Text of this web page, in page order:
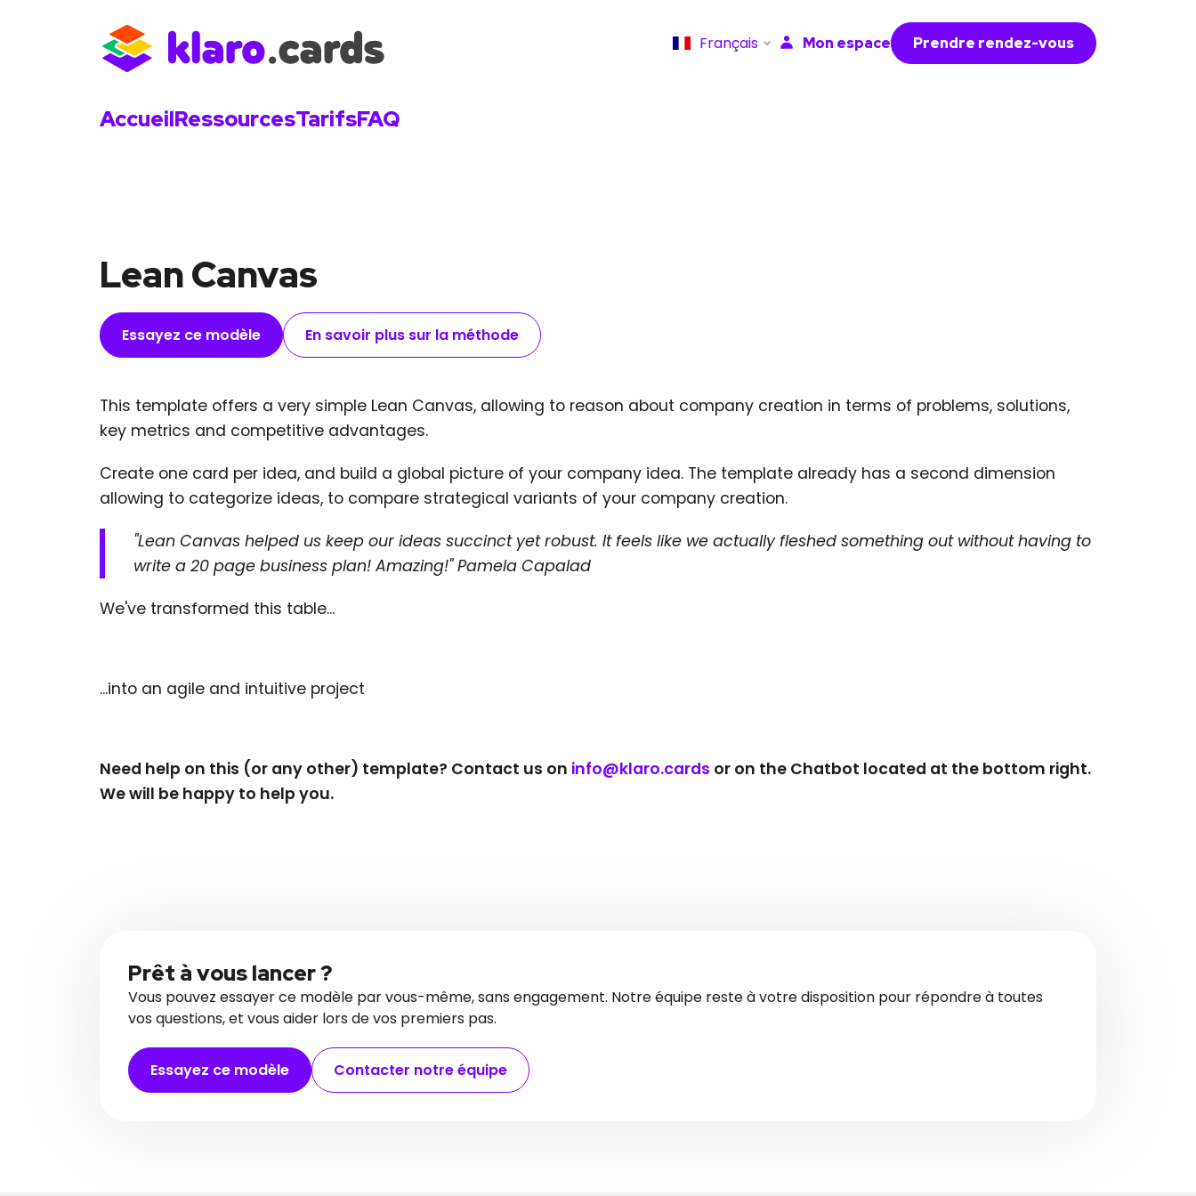
Français Mon espace Prendre rendez-vous
AccueilRessourcesTarifsFAQ
Lean Canvas
Essayez ce modèle En savoir plus sur la méthode
This template offers a very simple Lean Canvas, allowing to reason about company creation in terms of problems, solutions,
key metrics and competitive advantages.
Create one card per idea, and build a global picture of your company idea. The template already has a second dimension
allowing to categorize ideas, to compare strategical variants of your company creation.
"Lean Canvas helped us keep our ideas succinct yet robust. It feels like we actually fleshed something out without having to
write a 20 page business plan! Amazing!" Pamela Capalad
We've transformed this table...
...into an agile and intuitive project
Need help on this (or any other) template? Contact us on info@klaro.cards or on the Chatbot located at the bottom right.
We will be happy to help you.
Prêt à vous lancer ?
Vous pouvez essayer ce modèle par vous-même, sans engagement. Notre équipe reste à votre disposition pour répondre à toutes
vos questions, et vous aider lors de vos premiers pas.
Essayez ce modèle Contacter notre équipe